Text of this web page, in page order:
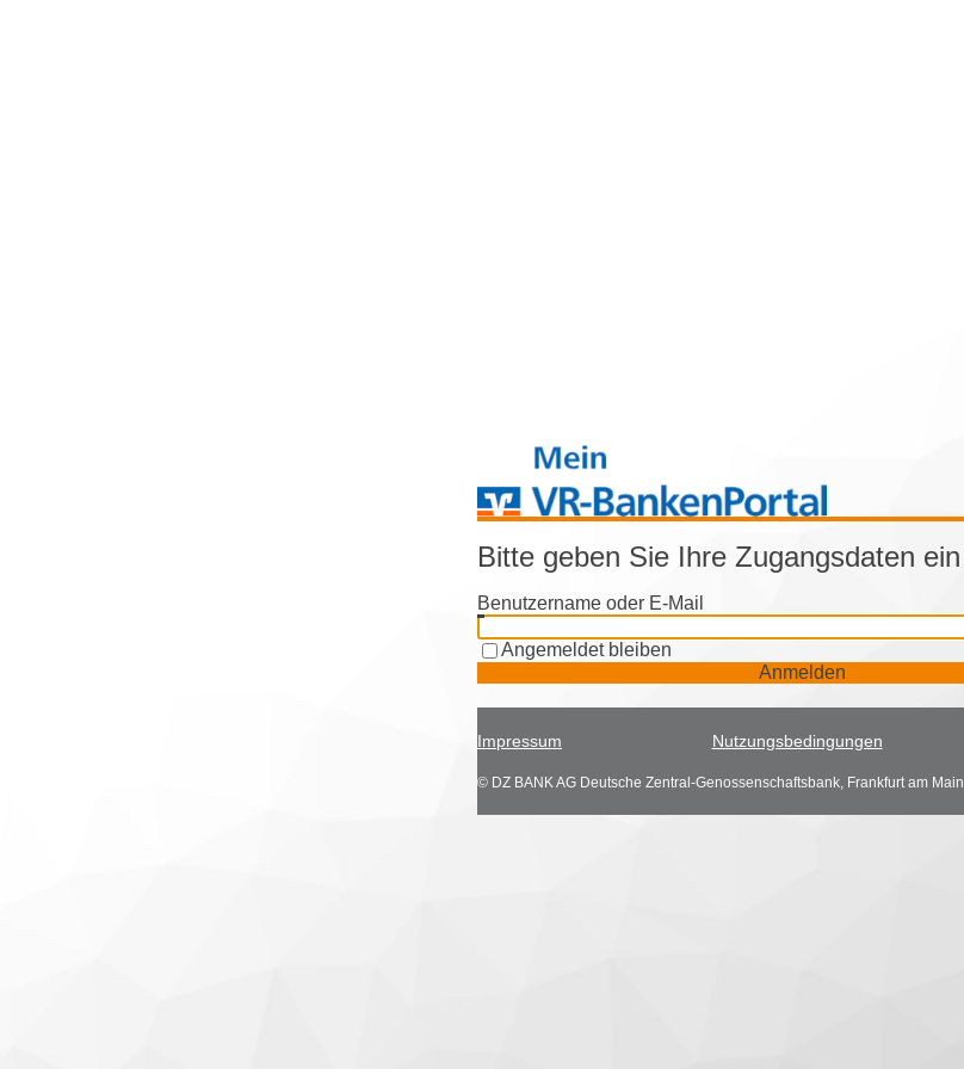
Bitte geben Sie Ihre Zugangsdaten ein
Benutzername oder E-Mail
Angemeldet bleiben
Anmelden
Impressum Nutzungsbedingungen
© DZ BANK AG Deutsche Zentral-Genossenschaftsbank, Frankfurt am Main